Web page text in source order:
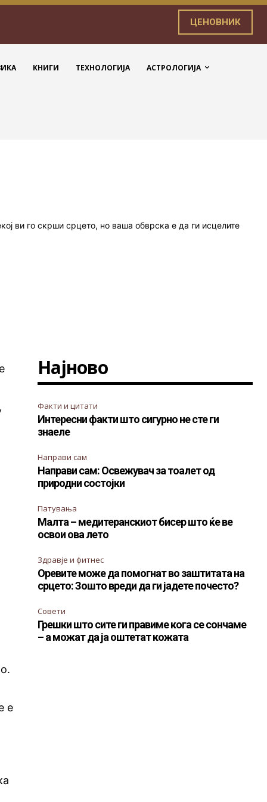
ЦЕНОВНИК
КНИГИ ТЕХНОЛОГИЈА АСТРОЛОГИЈА
е
Најново
Факти и цитати
Интересни факти што сигурно не сте ги
знаеле
Направи сам
Направи сам: Освежувач за тоалет од
природни состојки
Патувања
Малта – медитеранскиот бисер што ќе ве
освои ова лето
Здравје и фитнес
Оревите може да помогнат во заштитата на
срцето: Зошто вреди да ги јадете почесто?
Совети
Грешки што сите ги правиме кога се сончаме
– а можат да ја оштетат кожата